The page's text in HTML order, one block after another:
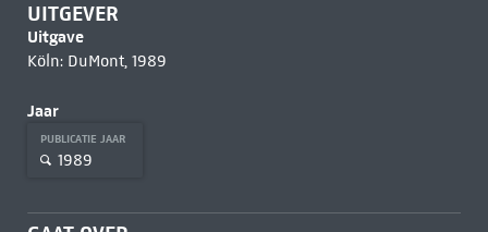
UITGEVER
Uitgave
Köln: DuMont, 1989
Jaar
PUBLICATIE JAAR
1989